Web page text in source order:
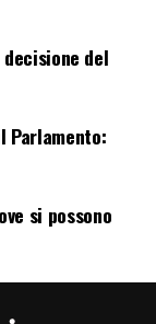
del
Parlamento:
si possono